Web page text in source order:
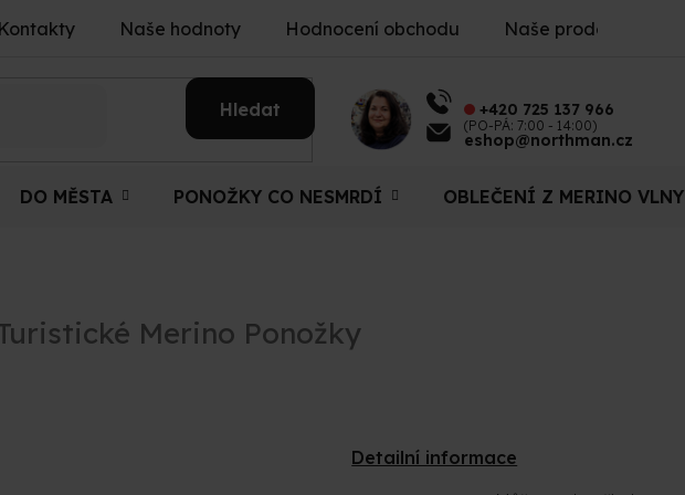
Kontakty Naše hodnoty Hodnocení obchodu Naše prodejny
Hledat +420 725 137 966
(PO-PÁ: 7:00 - 14:00)
eshop@northman.cz
DO MĚSTA PONOŽKY CO NESMRDÍ OBLEČENÍ Z MERINO VLNY
Merino Ponožky
Detailní informace